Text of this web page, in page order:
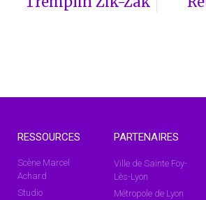
RESSOURCES
Scène Marcel
Achard
Studio
PARTENAIRES
Ville de Sainte Foy-
Lès-Lyon
Métropole de Lyon